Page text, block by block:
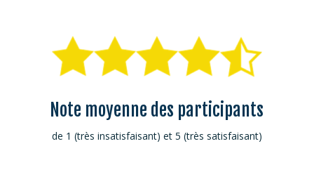
Note moyenne des participants
de 1 (très insatisfaisant) et 5 (très satisfaisant)